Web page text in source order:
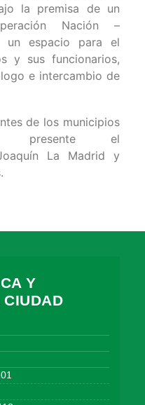
la premisa de un
Nación –
un espacio para el
y sus funcionarios,
e intercambio de
de los municipios
presente el
La Madrid y
Y